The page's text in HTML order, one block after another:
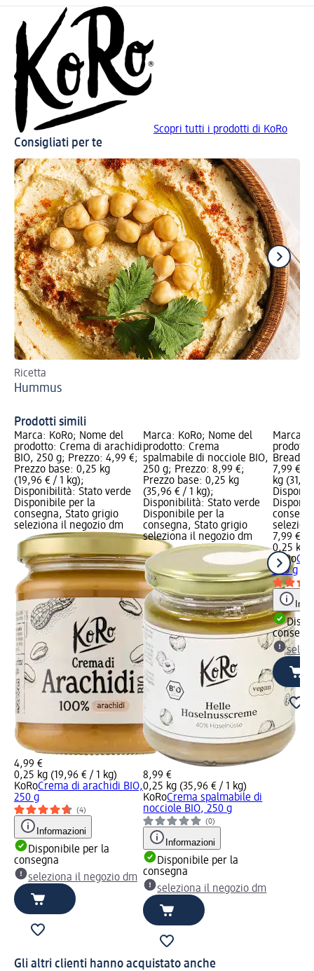
Scopri tutti i prodotti di KoRo
Consigliati per te
Ricetta
Hummus
Prodotti simili
Marca: KoRo; Nome del
prodotto: Crema di arachidi
BIO, 250 g; Prezzo: 4,99 €;
Prezzo base: 0,25 kg
(19,96 € / 1 kg);
Disponibilità: Stato verde
Disponibile per la
consegna, Stato grigio
seleziona il negozio dm
4,99 €
0,25 kg (19,96 € / 1 kg)
KoRoCrema di arachidi BIO,
250 g
(4)
Informazioni
Disponibile per la
consegna
seleziona il negozio dm
Marca: KoRo; Nome del
prodotto: Crema
spalmabile di nocciole BIO,
250 g; Prezzo: 8,99 €;
Prezzo base: 0,25 kg
(35,96 € / 1 kg);
Disponibilità: Stato verde
Disponibile per la
consegna, Stato grigio
seleziona il negozio dm
8,99 €
0,25 kg (35,96 € / 1 kg)
KoRoCrema spalmabile di
nocciole BIO, 250 g
(0)
Informazioni
Disponibile per la
consegna
seleziona il negozio dm
Marca:
Bread,
7,99 €;
kg
7,99 €
0,25 kg
KoRo
250 g
Gli altri clienti hanno acquistato anche